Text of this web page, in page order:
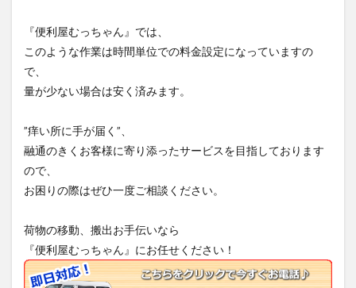
『便利屋むっちゃん』では、
このような作業は時間単位での料金設定になっていますの
で、
量が少ない場合は安く済みます。
”痒い所に手が届く”、
融通のきくお客様に寄り添ったサービスを目指しております
ので、
お困りの際はぜひ一度ご相談ください。
荷物の移動、搬出お手伝いなら
『便利屋むっちゃん』にお任せください！